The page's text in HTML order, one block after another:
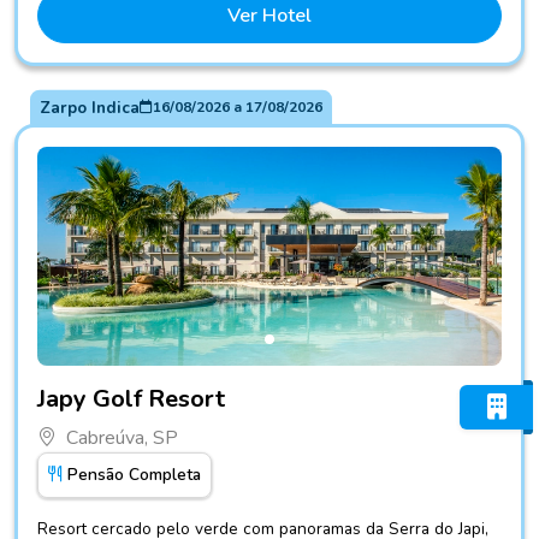
Ver Hotel
Zarpo Indica 16/08/2026a 17/08/2026
Japy Golf Resort
Cabreúva, SP
Pensão Completa
Resort cercado pelo verde com panoramas da Serra do Japi,